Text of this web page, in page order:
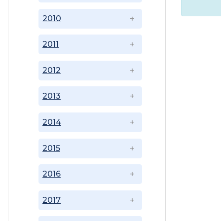
2010
2011
2012
2013
2014
2015
2016
2017